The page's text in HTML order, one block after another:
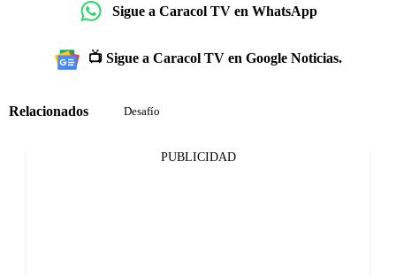
Sigue a Caracol TV en WhatsApp
📺 Sigue a Caracol TV en Google Noticias.
Relacionados Desafío
PUBLICIDAD